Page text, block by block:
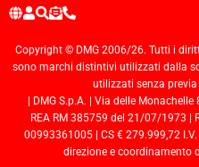
Copyright © DMG 2006/26. Tutti i
sono marchi distintivi utilizzati dalla
utilizzati senza
| DMG S.p.A. | Via delle
REA RM 385759 del 21/07/1973 |
00993361005 | CS € 279.999,72
direzione e coordinamento di